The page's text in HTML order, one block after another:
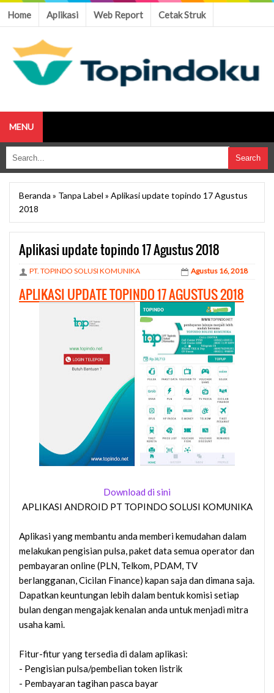
Home Aplikasi Web Report Cetak Struk
MENU
Beranda » Tanpa Label » Aplikasi update topindo 17 Agustus
2018
Aplikasi update topindo 17 Agustus 2018
PT. TOPINDO SOLUSI KOMUNIKA Agustus 16, 2018
APLIKASI UPDATE TOPINDO 17 AGUSTUS 2018
Download di sini
APLIKASI ANDROID PT TOPINDO SOLUSI KOMUNIKA
Aplikasi yang membantu anda memberi kemudahan dalam
melakukan pengisian pulsa, paket data semua operator dan
pembayaran online (PLN, Telkom, PDAM, TV
berlangganan, Cicilan Finance) kapan saja dan dimana saja.
Dapatkan keuntungan lebih dalam bentuk komisi setiap
bulan dengan mengajak kenalan anda untuk menjadi mitra
usaha kami.
Fitur-fitur yang tersedia di dalam aplikasi:
- Pengisian pulsa/pembelian token listrik
- Pembayaran tagihan pasca bayar